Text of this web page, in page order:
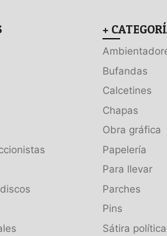
+
Bufandas
Calcetines
Chapas
Obra gráfica
Papelería
Para llevar
Parches
Pins
Sátira política